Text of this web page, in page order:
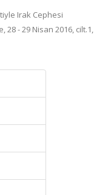
Irak Cephesi
28 - 29 Nisan 2016, cilt.1,